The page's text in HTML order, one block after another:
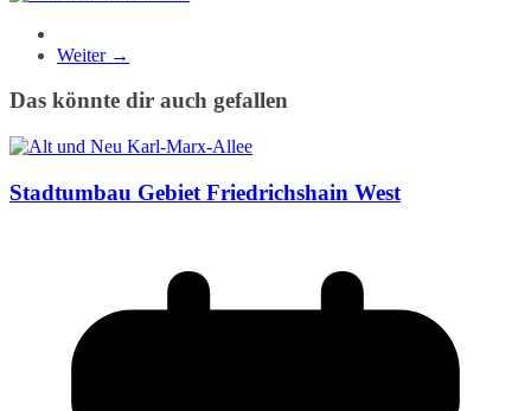
Weiter →
Das könnte dir auch gefallen
Stadtumbau Gebiet Friedrichshain West